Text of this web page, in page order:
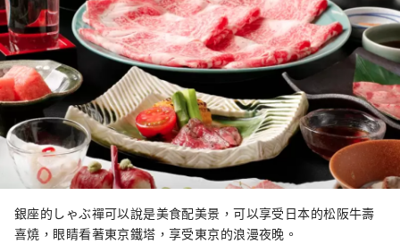
銀座的しゃぶ禪可以說是美食配美景，可以享受日本的松阪牛壽
喜燒，眼睛看著東京鐵塔，享受東京的浪漫夜晚。